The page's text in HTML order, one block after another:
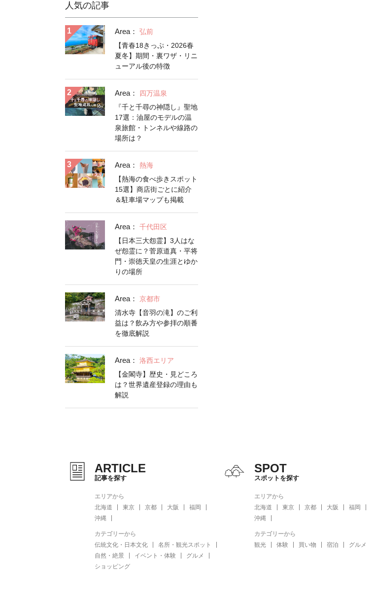
人気の記事
Area：
弘前
【青春18きっぷ・2026春
夏冬】期間・裏ワザ・リニ
ューアル後の特徴
Area：
四万温泉
『千と千尋の神隠し』聖地
17選：油屋のモデルの温
泉旅館・トンネルや線路の
場所は？
Area：
熱海
【熱海の食べ歩きスポット
15選】商店街ごとに紹介
＆駐車場マップも掲載
Area：
千代田区
【日本三大怨霊】3人はな
ぜ怨霊に？菅原道真・平将
門・崇徳天皇の生涯とゆか
りの場所
Area：
京都市
清水寺【音羽の滝】のご利
益は？飲み方や参拝の順番
を徹底解説
Area：
洛西エリア
【金閣寺】歴史・見どころ
は？世界遺産登録の理由も
解説
ARTICLE
記事を探す
エリアから
北海道
東京 京都 大阪
福岡
沖縄
カテゴリーから
伝統文化・日本文化
名所・観光スポット
自然・絶景
イベント・体験
グルメ
ショッピング
SPOT
スポットを探す
エリアから
北海道
東京 京都 大阪
福岡
沖縄
カテゴリーから
観光
体験 買い物 宿泊 グルメ